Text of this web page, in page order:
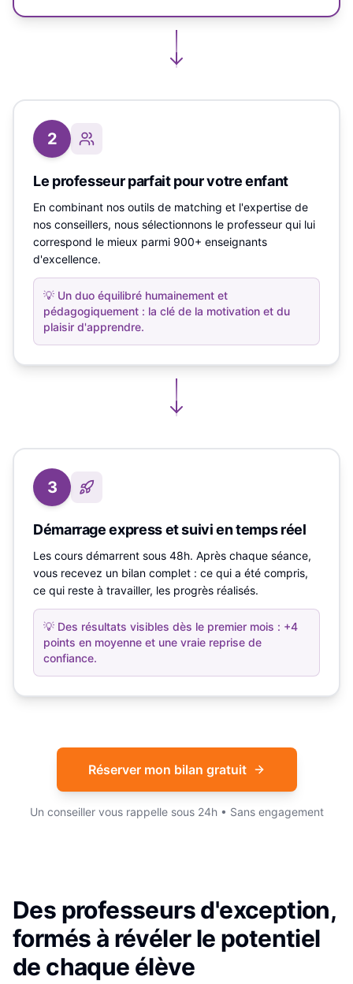
2
Le professeur parfait pour votre enfant
En combinant nos outils de matching et l'expertise de
nos conseillers, nous sélectionnons le professeur qui lui
correspond le mieux parmi 900+ enseignants
d'excellence.
💡 Un duo équilibré humainement et
pédagogiquement : la clé de la motivation et du
plaisir d'apprendre.
3
Démarrage express et suivi en temps réel
Les cours démarrent sous 48h. Après chaque séance,
vous recevez un bilan complet : ce qui a été compris,
ce qui reste à travailler, les progrès réalisés.
💡 Des résultats visibles dès le premier mois : +4
points en moyenne et une vraie reprise de
confiance.
Réserver mon bilan gratuit
Un conseiller vous rappelle sous 24h • Sans engagement
Des professeurs d'exception,
formés à révéler le potentiel
de chaque élève